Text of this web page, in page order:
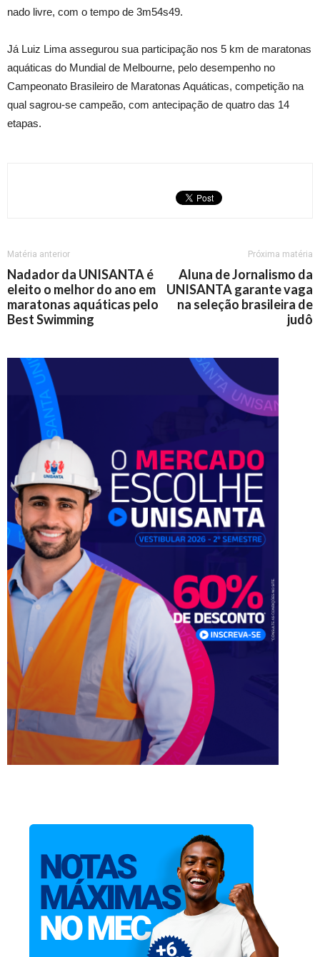
nado livre, com o tempo de 3m54s49.
Já Luiz Lima assegurou sua participação nos 5 km de maratonas
aquáticas do Mundial de Melbourne, pelo desempenho no
Campeonato Brasileiro de Maratonas Aquáticas, competição na
qual sagrou-se campeão, com antecipação de quatro das 14
etapas.
Matéria anterior
Nadador da UNISANTA é
eleito o melhor do ano em
maratonas aquáticas pelo
Best Swimming
Próxima matéria
Aluna de Jornalismo da
UNISANTA garante vaga
na seleção brasileira de
judô